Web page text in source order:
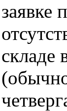
заявке
складе